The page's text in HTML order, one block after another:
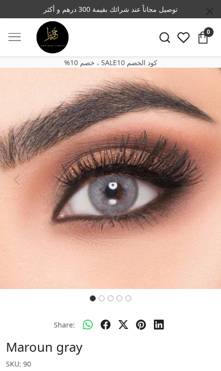
توصيل مجاناً عند شرائك بقيمة 300 درهم و أكثر
0
‎%‎خصم 10 ، SALE10 كود الخصم
Previous Next
Share:
Maroun gray
SKU: 90